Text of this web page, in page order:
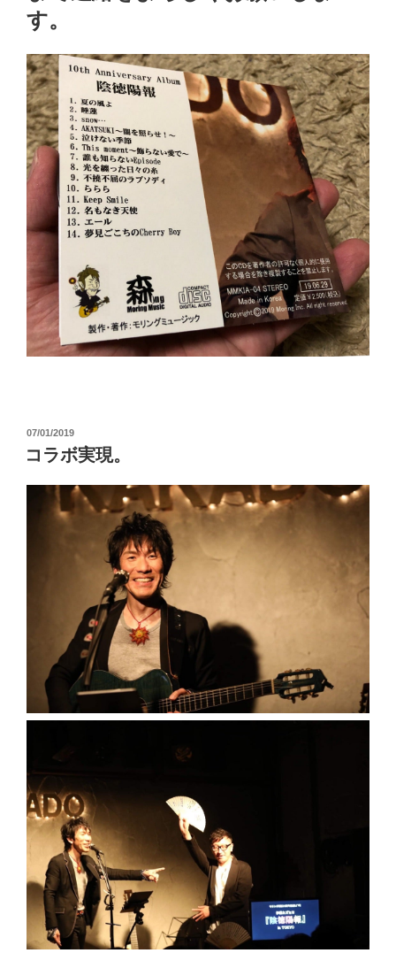
す。
投
稿
日:
07/01/2019
コラボ実現。